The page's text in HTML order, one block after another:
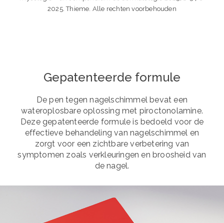
2025. Thieme. Alle rechten voorbehouden
Gepatenteerde formule
De pen tegen nagelschimmel bevat een
wateroplosbare oplossing met piroctonolamine.
Deze gepatenteerde formule is bedoeld voor de
effectieve behandeling van nagelschimmel en
zorgt voor een zichtbare verbetering van
symptomen zoals verkleuringen en broosheid van
de nagel.